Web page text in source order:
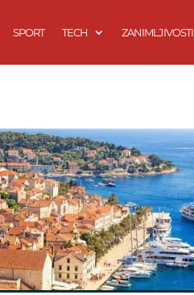
SPORT TECH ZANIMLJIVOSTI